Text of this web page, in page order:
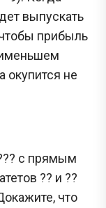
выпускать
прибыль
окупится не
с прямым
?? и ??
что